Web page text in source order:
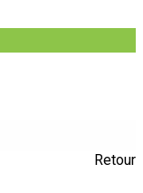
Retour